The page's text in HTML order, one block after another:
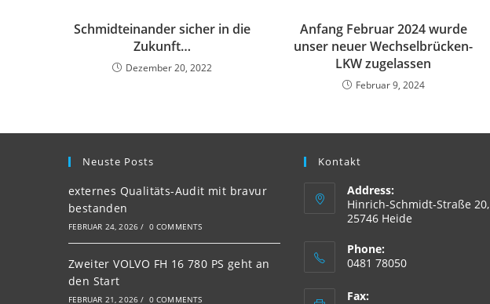
Schmidteinander sicher in die
Zukunft…
Dezember 20, 2022
Anfang Februar 2024 wurde
unser neuer Wechselbrücken-
LKW zugelassen
Februar 9, 2024
Neuste Posts
externes Qualitäts-Audit mit bravur
bestanden
FEBRUAR 24, 2026 / 0 COMMENTS
Zweiter VOLVO FH 16 780 PS geht an
den Start
FEBRUAR 21, 2026 / 0 COMMENTS
Kontakt
Address:
Hinrich-Schmidt-Straße 20,
25746 Heide
Phone:
0481 78050
Fax: